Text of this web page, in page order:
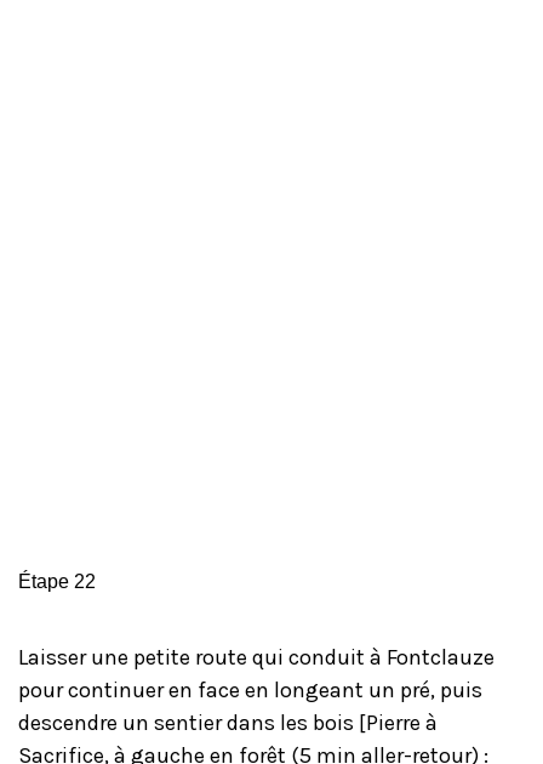
Étape 22
Laisser une petite route qui conduit à Fontclauze
pour continuer en face en longeant un pré, puis
descendre un sentier dans les bois [Pierre à
Sacrifice, à gauche en forêt (5 min aller-retour) :